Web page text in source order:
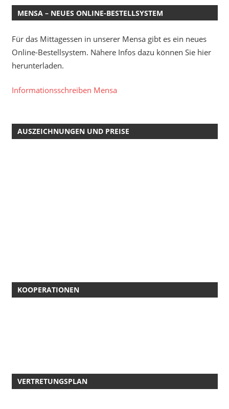
MENSA – NEUES ONLINE-BESTELLSYSTEM
Für das Mittagessen in unserer Mensa gibt es ein neues
Online-Bestellsystem. Nähere Infos dazu können Sie hier
herunterladen.
Informationsschreiben Mensa
AUSZEICHNUNGEN UND PREISE
KOOPERATIONEN
VERTRETUNGSPLAN